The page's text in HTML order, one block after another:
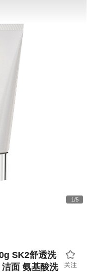
1/5
SK2舒透洗
面 氨基酸洗